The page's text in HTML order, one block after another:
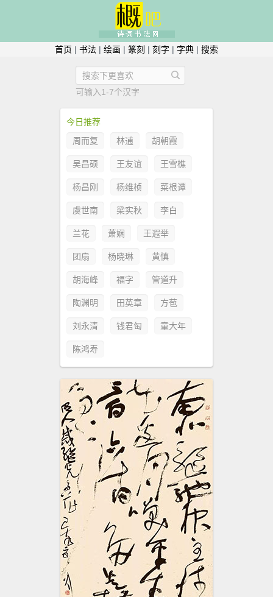
首页 | 书法 | 绘画 | 篆刻 | 刻字 | 字典 | 搜索
可输入1-7个汉字
今日推荐
周而复
林逋 胡朝霞
吴昌硕 王友谊 王雪樵
杨昌刚 杨维桢 菜根谭
虞世南 梁实秋 李白
兰花 萧娴 王遐举
团扇 杨晓琳 黄慎
胡海峰 福字 管道升
陶渊明 田英章 方苞
刘永清 钱君匋 童大年
陈鸿寿